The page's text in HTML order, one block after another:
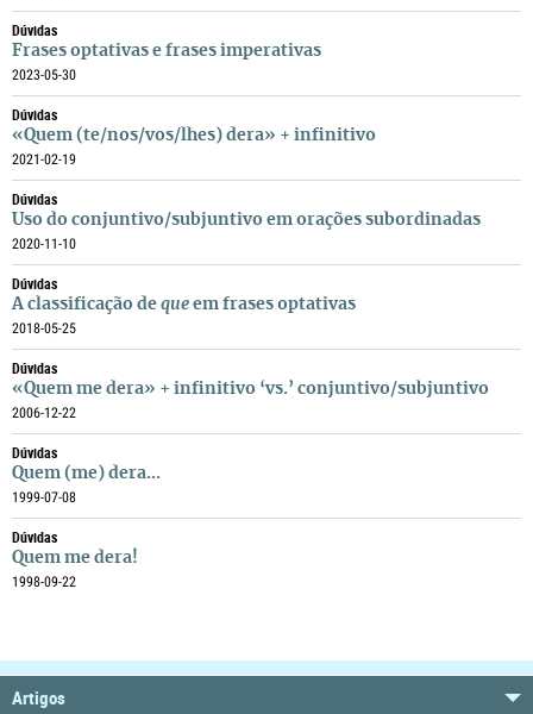
Dúvidas
Frases optativas e frases imperativas
2023-05-30
Dúvidas
«Quem (te/nos/vos/lhes) dera» + infinitivo
2021-02-19
Dúvidas
Uso do conjuntivo/subjuntivo em orações subordinadas
2020-11-10
Dúvidas
A classificação de que em frases optativas
2018-05-25
Dúvidas
«Quem me dera» + infinitivo ‘vs.’ conjuntivo/subjuntivo
2006-12-22
Dúvidas
Quem (me) dera...
1999-07-08
Dúvidas
Quem me dera!
1998-09-22
Artigos